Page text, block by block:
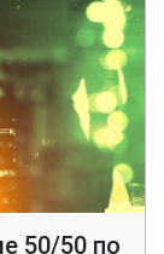
50/50 по